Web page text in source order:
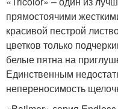
прямостоячими
красивой пестрой
цветков только
белые пятна на
Единственным
непереносимость